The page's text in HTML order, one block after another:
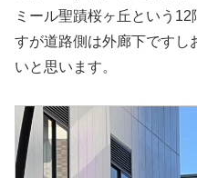
ミール聖蹟桜ヶ丘という
すが道路側は外廊下ですし
いと思います。